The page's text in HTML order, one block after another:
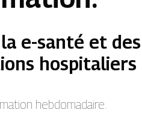
e-santé et des
hospitaliers
hebdomadaire.